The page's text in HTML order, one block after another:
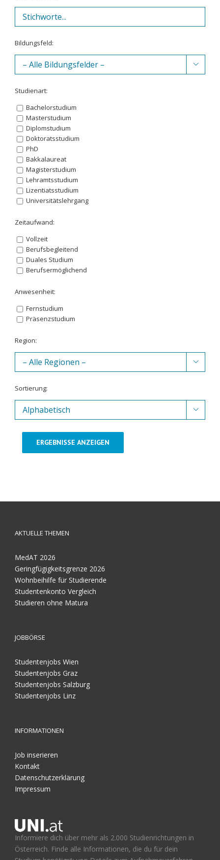
Bildungsfeld:

Studienart:
Bachelorstudium
Masterstudium
Diplomstudium
Doktoratsstudium
PhD
Bakkalaureat
Magisterstudium
Lehramtsstudium
Lizentiatsstudium
Universitätslehrgang
Zeitaufwand:
Vollzeit
Berufsbegleitend
Duales Studium
Berufsermöglichend
Anwesenheit:
Fernstudium
Präsenzstudium
Region:

Sortierung:

ERGEBNISSE ANZEIGEN
AKTUELLE THEMEN
MedAT 2026
Geringfügigkeitsgrenze 2026
Wohnbeihilfe für Studierende
Studentenkonto Vergleich
Studieren ohne Matura
JOBBÖRSE
Studentenjobs Wien
Studentenjobs Graz
Studentenjobs Salzburg
Studentenjobs Linz
INFORMATIONEN
Job inserieren
Kontakt
Datenschutzerklärung
Impressum
Informiere dich über mehr als 2.000 Studienrichtungen in
Österreich. Finde alle Informationen, die du für dein